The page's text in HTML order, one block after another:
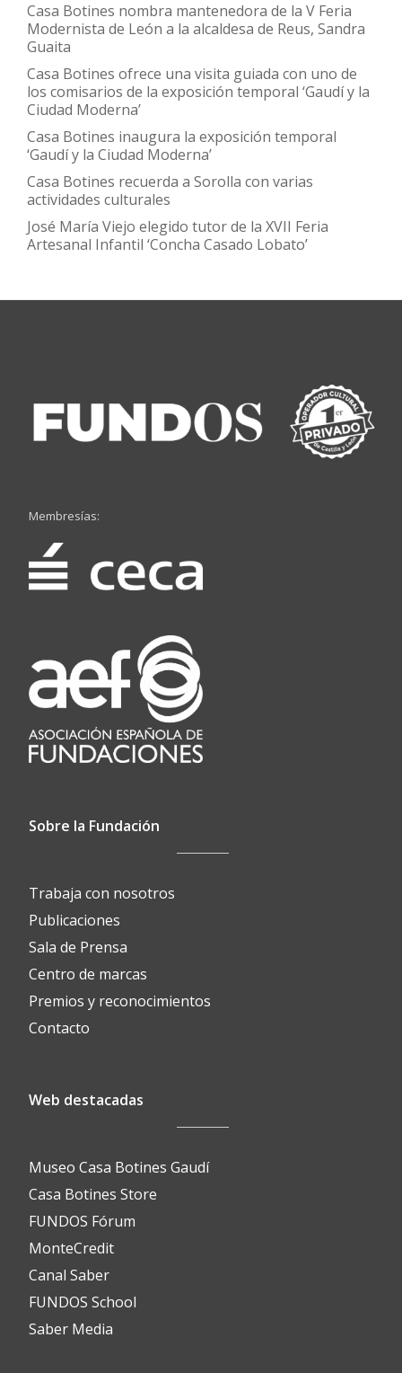
Casa Botines nombra mantenedora de la V Feria
Modernista de León a la alcaldesa de Reus, Sandra
Guaita
Casa Botines ofrece una visita guiada con uno de
los comisarios de la exposición temporal ‘Gaudí y la
Ciudad Moderna’
Casa Botines inaugura la exposición temporal
‘Gaudí y la Ciudad Moderna’
Casa Botines recuerda a Sorolla con varias
actividades culturales
José María Viejo elegido tutor de la XVII Feria
Artesanal Infantil ‘Concha Casado Lobato’
Membresías:
Sobre la Fundación
Trabaja con nosotros
Publicaciones
Sala de Prensa
Centro de marcas
Premios y reconocimientos
Contacto
Web destacadas
Museo Casa Botines Gaudí
Casa Botines Store
FUNDOS Fórum
MonteCredit
Canal Saber
FUNDOS School
Saber Media